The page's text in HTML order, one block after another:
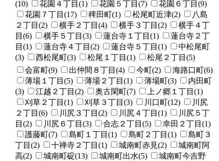
(10) 花園４丁目(1) 花園５丁目(7)
花園６丁目(9)
花園７丁目(17)
稗田町(1) 松尾町近津(2)
八島
２丁目(2)
横手２丁目(4) 横手３丁目(2)
横手４丁
目(6)
横手５丁目(3) 蓮台寺１丁目(1)
蓮台寺２丁
目(1)
蓮台寺４丁目(2) 蓮台寺５丁目(1)
中松尾町
(3)
西松尾町(3) 松尾１丁目(1) 松尾２丁目(5)
会富町(9) 出仲間８丁目(4) 今町(2)
海路口町(6)
薄場１丁目(5)
薄場２丁目(1) 薄場町(3)
内田町
(3)
江越２丁目(2) 奥古閑町(7)
上ノ郷１丁目(1)
刈草２丁目(1)
刈草３丁目(3) 川口町(12)
川尻
２丁目(6)
川尻３丁目(2) 川尻４丁目(1)
川尻５丁
目(2)
川尻６丁目(3) 合志２丁目(5)
幸田２丁目(1)
護藤町(7)
島町１丁目(1) 島町２丁目(1)
島町３
丁目(2)
十禅寺２丁目(1) 城南町赤見(2)
城南町阿
高(2)
城南町碇(13) 城南町出水(5)
城南町今吉野